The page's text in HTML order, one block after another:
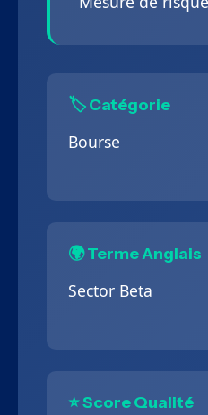
🏷️ Catégorie
Bourse
🌍 Terme Anglais
Sector Beta
⭐ Score Qualité